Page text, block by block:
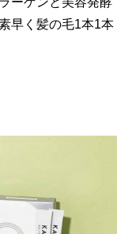
早く髪の毛1本1本